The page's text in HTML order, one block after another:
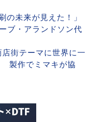
の未来が見えた！」
・アランドソン代
街テーマに世界に一
製作でミマキが協